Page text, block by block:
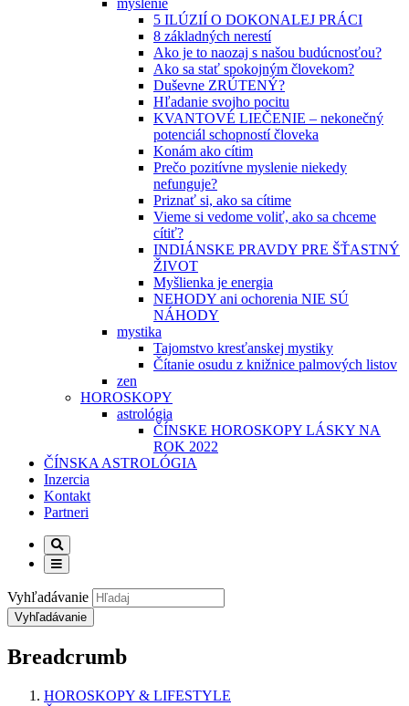
myslenie
5 ILÚZIÍ O DOKONALEJ PRÁCI
8 základných nerestí
Ako je to naozaj s našou budúcnosťou?
Ako sa stať spokojným človekom?
Duševne ZRÚTENÝ?
Hľadanie svojho pocitu
KVANTOVÉ LIEČENIE – nekonečný
potenciál schopností človeka
Konám ako cítim
Prečo pozitívne myslenie niekedy
nefunguje?
Priznať si, ako sa cítime
Vieme si vedome voliť, ako sa chceme
cítiť?
INDIÁNSKE PRAVDY PRE ŠŤASTNÝ
ŽIVOT
Myšlienka je energia
NEHODY ani ochorenia NIE SÚ
NÁHODY
mystika
Tajomstvo kresťanskej mystiky
Čítanie osudu z knižnice palmových listov
zen
HOROSKOPY
astrológia
ČÍNSKE HOROSKOPY LÁSKY NA
ROK 2022
ČÍNSKA ASTROLÓGIA
Inzercia
Kontakt
Partneri
Vyhľadávanie
Breadcrumb
HOROSKOPY & LIFESTYLE